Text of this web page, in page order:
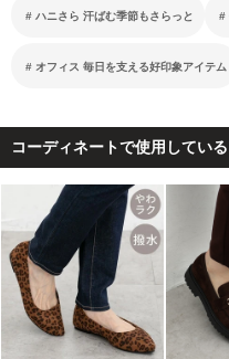
ハニさら 汗ばむ季節もさらっと
オフィス 毎日を支える好印象アイテム
コーディネートで使用してい